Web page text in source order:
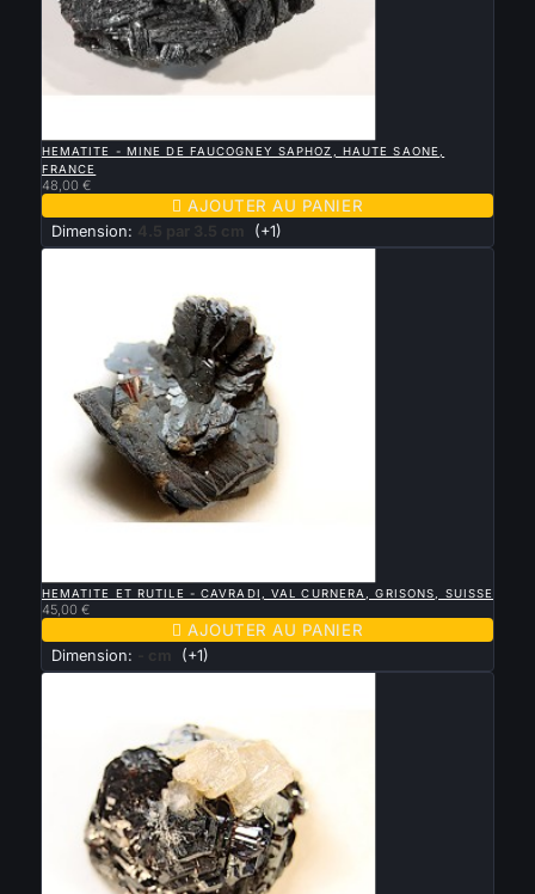
HEMATITE - MINE DE FAUCOGNEY SAPHOZ, HAUTE SAONE,
FRANCE
48,00 €
 AJOUTER AU PANIER
Dimension: 4.5 par 3.5 cm (+1)
HEMATITE ET RUTILE - CAVRADI, VAL CURNERA, GRISONS, SUISSE
45,00 €
 AJOUTER AU PANIER
Dimension: - cm (+1)